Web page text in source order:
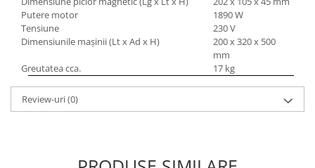
Putere motor
1890 W
Tensiune
230 V
Dimensiunile maşinii (Lt x Ad x H)
200 x 320 x 500
mm
Greutatea cca.
17 kg
Review-uri(0)